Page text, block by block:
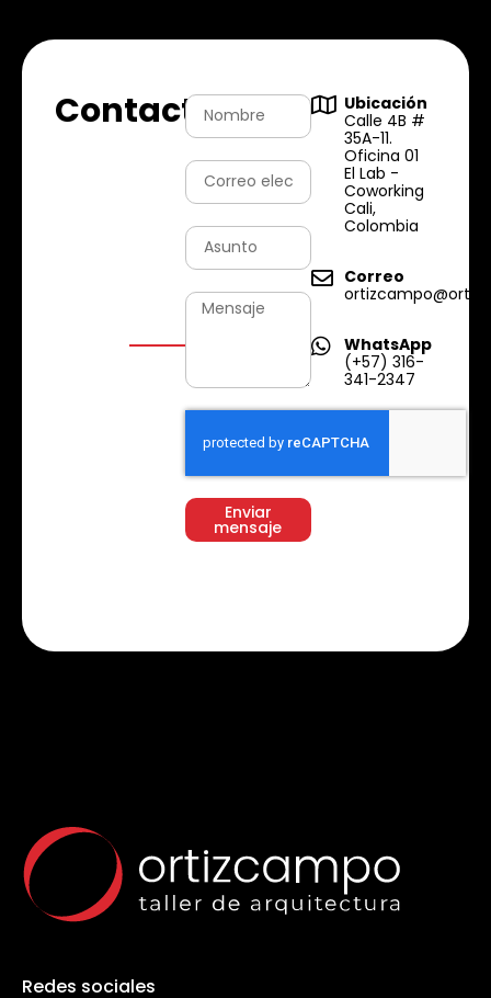
Contactános
Enviar
mensaje
Ubicación
Calle 4B #
35A-11.
Oficina 01
El Lab -
Coworking
Cali,
Colombia
Correo
WhatsApp
(+57) 316-
341-2347
Redes sociales